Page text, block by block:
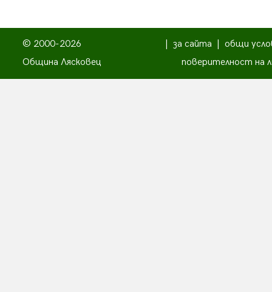
© 2000-2026
Община Лясковец
за сайта
общи
поверителност на